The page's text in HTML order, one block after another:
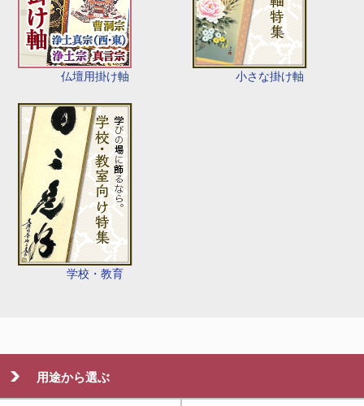
仏壇用掛け軸 小さな掛け軸
学校・教育
用途から選ぶ